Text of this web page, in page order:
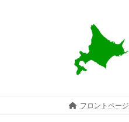
フロントページ